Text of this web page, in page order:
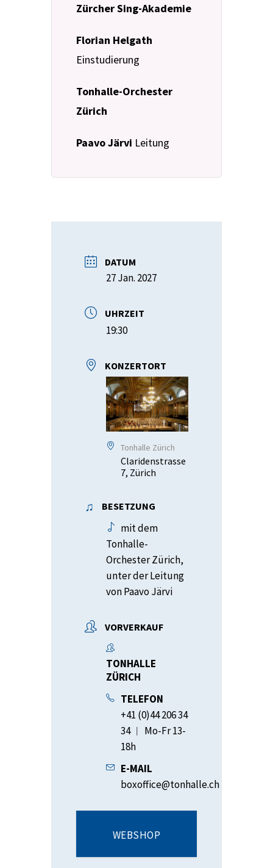
Zürcher Sing-Akademie
Florian Helgath
Einstudierung
Tonhalle-Orchester
Zürich
Paavo Järvi Leitung
DATUM
27 Jan. 2027
UHRZEIT
19:30
KONZERTORT
Tonhalle Zürich
Claridenstrasse
7, Zürich
BESETZUNG
mit dem
Tonhalle-
Orchester Zürich,
unter der Leitung
von Paavo Järvi
VORVERKAUF
TONHALLE
ZÜRICH
TELEFON
+41 (0)44 206 34
34 ︱ Mo-Fr 13-
18h
E-MAIL
boxoffice@tonhalle.ch
WEBSHOP